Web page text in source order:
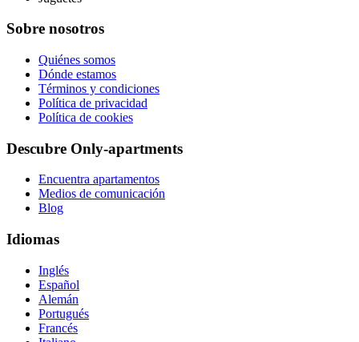
Sobre nosotros
Quiénes somos
Dónde estamos
Términos y condiciones
Política de privacidad
Política de cookies
Descubre Only-apartments
Encuentra apartamentos
Medios de comunicación
Blog
Idiomas
Inglés
Español
Alemán
Portugués
Francés